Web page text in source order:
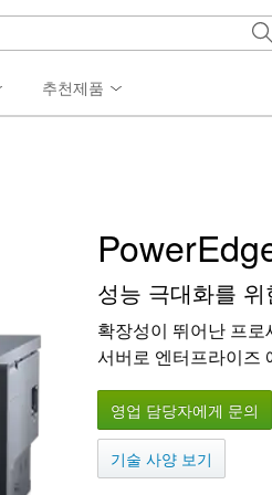
추천제품
성능 극대화를
확장성이 뛰어난 프
서버로 엔터프라이즈
영업 담당자에게 문의
기술 사양 보기